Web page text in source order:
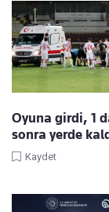
Oyuna girdi, 1
sonra yerde
Kaydet